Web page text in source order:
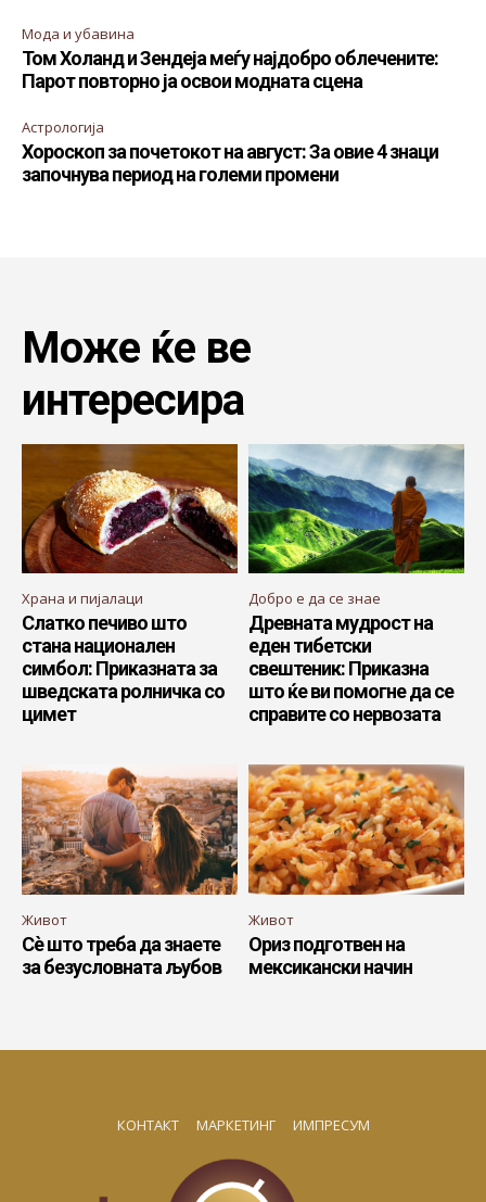
Мода и убавина
Том Холанд и Зендеја меѓу најдобро облечените:
Парот повторно ја освои модната сцена
Астрологија
Хороскоп за почетокот на август: За овие 4 знаци
започнува период на големи промени
Може ќе ве
интересира
Храна и пијалаци
Слатко печиво што
стана национален
симбол: Приказната за
шведската ролничка со
цимет
Добро е да се знае
Древната мудрост на
еден тибетски
свештеник: Приказна
што ќе ви помогне да се
справите со нервозата
Живот
Сè што треба да знаете
за безусловната љубов
Живот
Ориз подготвен на
мексикански начин
КОНТАКТ МАРКЕТИНГ ИМПРЕСУМ